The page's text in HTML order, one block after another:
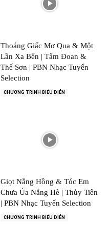
Thoáng Giấc Mơ Qua & Một
Lần Xa Bến | Tâm Đoan &
Thế Sơn | PBN Nhạc Tuyển
Selection
CHƯƠNG TRÌNH BIỂU DIỄN
Giọt Nắng Hồng & Tóc Em
Chưa Úa Nắng Hè | Thủy Tiên
| PBN Nhạc Tuyển Selection
CHƯƠNG TRÌNH BIỂU DIỄN